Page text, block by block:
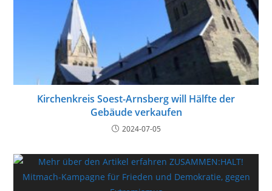
Kirchenkreis Soest-Arnsberg will Hälfte der
Gebäude verkaufen
2024-07-05